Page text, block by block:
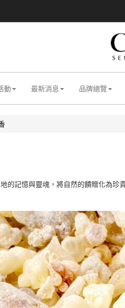
動 最新消息 品牌總覽
的記憶與靈魂，將自然的饋贈化為珍